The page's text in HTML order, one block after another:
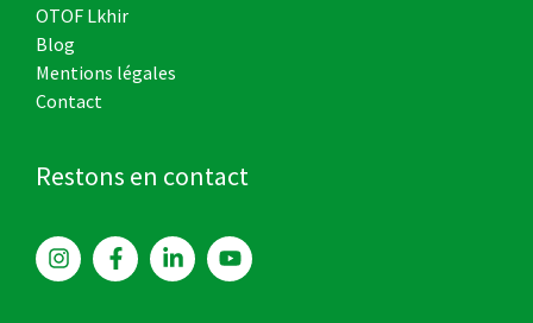
OTOF Lkhir
Blog
Mentions légales
Contact
Restons en contact